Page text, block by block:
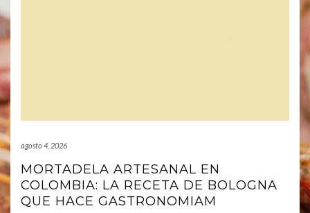
agosto 4, 2026
MORTADELA ARTESANAL EN
COLOMBIA: LA RECETA DE BOLOGNA
QUE HACE GASTRONOMIAM